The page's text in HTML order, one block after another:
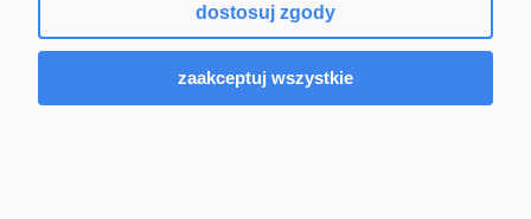
Doniczka produkcyjna z
dostosuj zgody
zaakceptuj wszystkie